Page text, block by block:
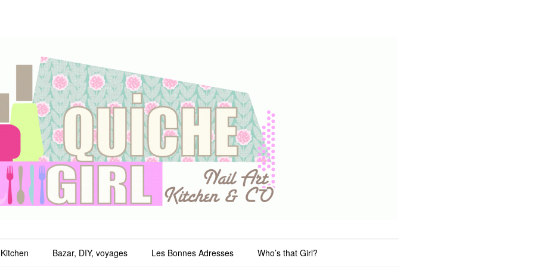
Kitchen Bazar, DIY, voyages Les Bonnes Adresses Who’s that Girl?